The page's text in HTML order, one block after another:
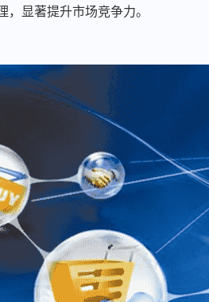
显著提升市场竞争力。